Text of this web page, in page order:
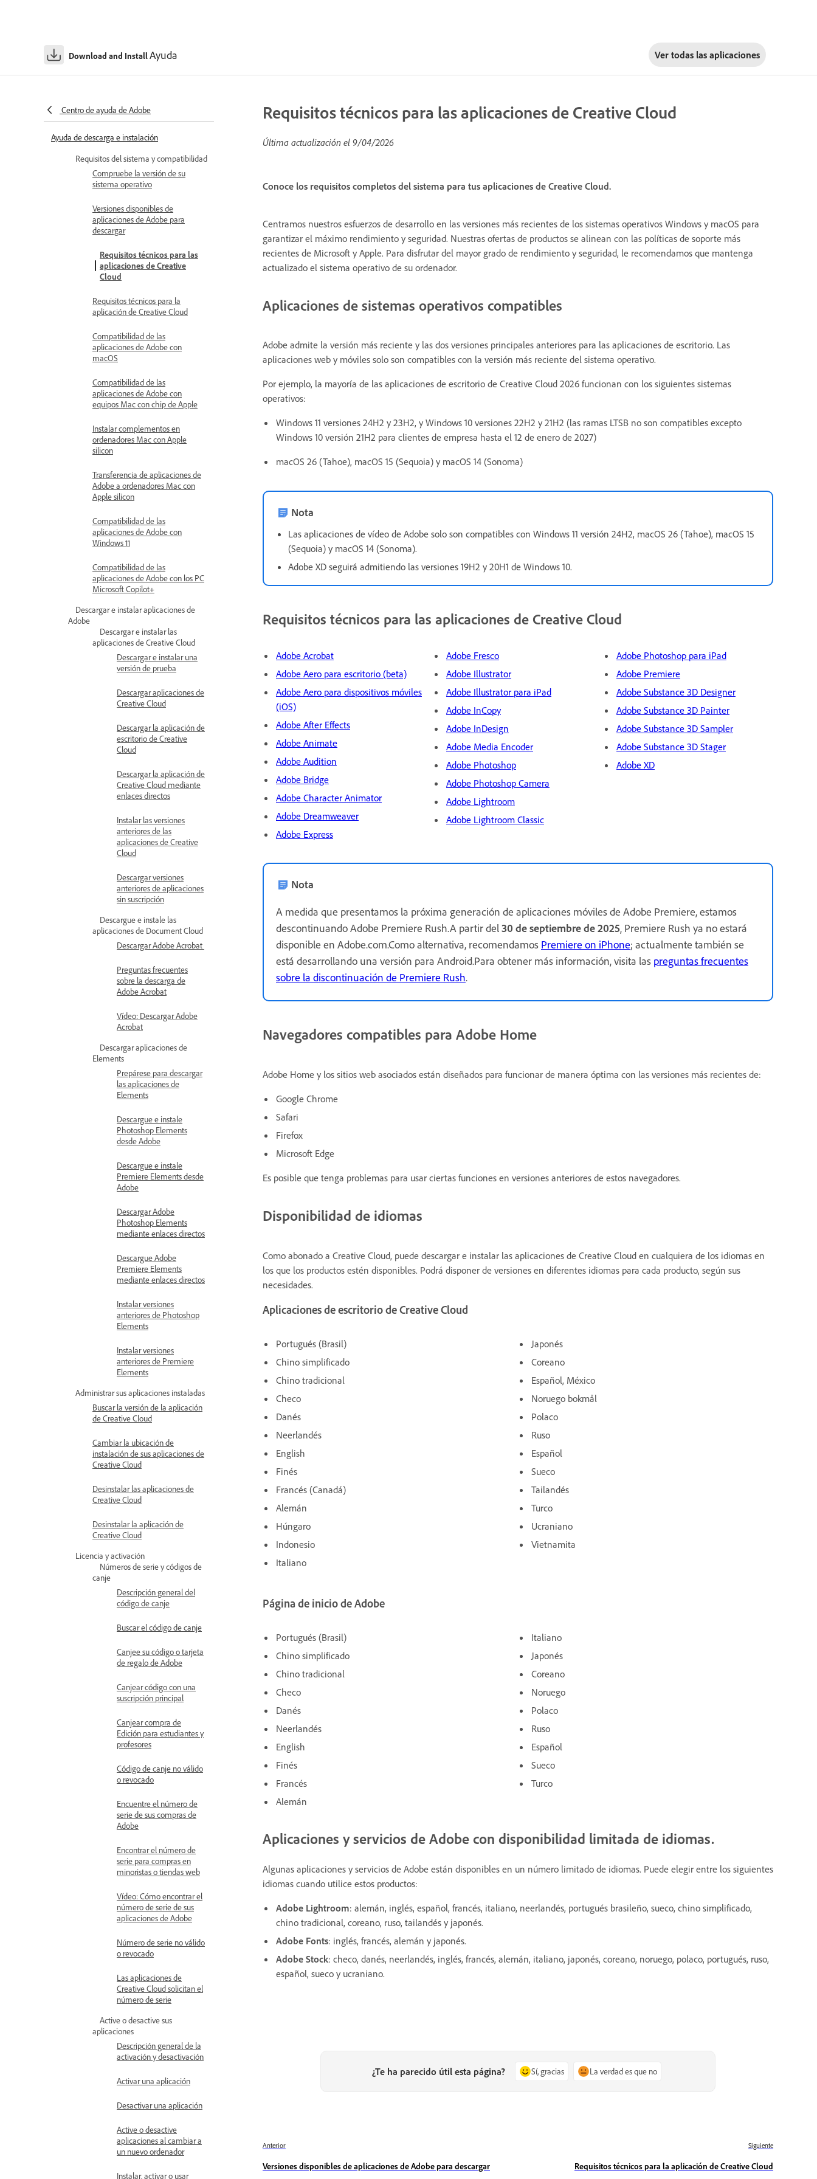
Download and InstallAyuda Ver todas las aplicaciones
Centro de ayuda de Adobe
Ayuda de descarga e instalación
Requisitos del sistema y compatibilidad
Compruebe la versión de su
sistema operativo
Versiones disponibles de
aplicaciones de Adobe para
descargar
Requisitos técnicos para las
aplicaciones de Creative
Cloud
Requisitos técnicos para la
aplicación de Creative Cloud
Compatibilidad de las
aplicaciones de Adobe con
macOS
Compatibilidad de las
aplicaciones de Adobe con
equipos Mac con chip de Apple
Instalar complementos en
ordenadores Mac con Apple
silicon
Transferencia de aplicaciones de
Adobe a ordenadores Mac con
Apple silicon
Compatibilidad de las
aplicaciones de Adobe con
Windows 11
Compatibilidad de las
aplicaciones de Adobe con los PC
Microsoft Copilot+
Descargar e instalar aplicaciones de
Adobe
Descargar e instalar las
aplicaciones de Creative Cloud
Descargar e instalar una
versión de prueba
Descargar aplicaciones de
Creative Cloud
Descargar la aplicación de
escritorio de Creative
Cloud
Descargar la aplicación de
Creative Cloud mediante
enlaces directos
Instalar las versiones
anteriores de las
aplicaciones de Creative
Cloud
Descargar versiones
anteriores de aplicaciones
sin suscripción
Descargue e instale las
aplicaciones de Document Cloud
Descargar Adobe Acrobat
Preguntas frecuentes
sobre la descarga de
Adobe Acrobat
Vídeo: Descargar Adobe
Acrobat
Descargar aplicaciones de
Elements
Prepárese para descargar
las aplicaciones de
Elements
Descargue e instale
Photoshop Elements
desde Adobe
Descargue e instale
Premiere Elements desde
Adobe
Descargar Adobe
Photoshop Elements
mediante enlaces directos
Descargue Adobe
Premiere Elements
mediante enlaces directos
Instalar versiones
anteriores de Photoshop
Elements
Instalar versiones
anteriores de Premiere
Elements
Administrar sus aplicaciones instaladas
Buscar la versión de la aplicación
de Creative Cloud
Cambiar la ubicación de
instalación de sus aplicaciones de
Creative Cloud
Desinstalar las aplicaciones de
Creative Cloud
Desinstalar la aplicación de
Creative Cloud
Licencia y activación
Números de serie y códigos de
canje
Descripción general del
código de canje
Buscar el código de canje
Canjee su código o tarjeta
de regalo de Adobe
Canjear código con una
suscripción principal
Canjear compra de
Edición para estudiantes y
profesores
Código de canje no válido
o revocado
Encuentre el número de
serie de sus compras de
Adobe
Encontrar el número de
serie para compras en
minoristas o tiendas web
Vídeo: Cómo encontrar el
número de serie de sus
aplicaciones de Adobe
Número de serie no válido
o revocado
Las aplicaciones de
Creative Cloud solicitan el
número de serie
Active o desactive sus
aplicaciones
Descripción general de la
activación y desactivación
Activar una aplicación
Desactivar una aplicación
Active o desactive
aplicaciones al cambiar a
un nuevo ordenador
Instalar, activar o usar
Requisitos técnicos para las aplicaciones de Creative Cloud
Última actualización el 9/04/2026
Conoce los requisitos completos del sistema para tus aplicaciones de Creative Cloud.
Centramos nuestros esfuerzos de desarrollo en las versiones más recientes de los sistemas operativos Windows y macOS para
garantizar el máximo rendimiento y seguridad. Nuestras ofertas de productos se alinean con las políticas de soporte más
recientes de Microsoft y Apple. Para disfrutar del mayor grado de rendimiento y seguridad, le recomendamos que mantenga
actualizado el sistema operativo de su ordenador.
Aplicaciones de sistemas operativos compatibles
Adobe admite la versión más reciente y las dos versiones principales anteriores para las aplicaciones de escritorio. Las
aplicaciones web y móviles solo son compatibles con la versión más reciente del sistema operativo.
Por ejemplo, la mayoría de las aplicaciones de escritorio de Creative Cloud 2026 funcionan con los siguientes sistemas
operativos:
Windows 11 versiones 24H2 y 23H2, y Windows 10 versiones 22H2 y 21H2 (las ramas LTSB no son compatibles excepto
Windows 10 versión 21H2 para clientes de empresa hasta el 12 de enero de 2027)
macOS 26 (Tahoe), macOS 15 (Sequoia) y macOS 14 (Sonoma)
Nota
Las aplicaciones de vídeo de Adobe solo son compatibles con Windows 11 versión 24H2, macOS 26 (Tahoe), macOS 15
(Sequoia) y macOS 14 (Sonoma).
Adobe XD seguirá admitiendo las versiones 19H2 y 20H1 de Windows 10.
Requisitos técnicos para las aplicaciones de Creative Cloud
Adobe Acrobat
Adobe Aero para escritorio (beta)
Adobe Aero para dispositivos móviles
(iOS)
Adobe After Effects
Adobe Animate
Adobe Audition
Adobe Bridge
Adobe Character Animator
Adobe Dreamweaver
Adobe Express
Adobe Fresco
Adobe Illustrator
Adobe Illustrator para iPad
Adobe InCopy
Adobe InDesign
Adobe Media Encoder
Adobe Photoshop
Adobe Photoshop Camera
Adobe Lightroom
Adobe Lightroom Classic
Adobe Photoshop para iPad
Adobe Premiere
Adobe Substance 3D Designer
Adobe Substance 3D Painter
Adobe Substance 3D Sampler
Adobe Substance 3D Stager
Adobe XD
Nota
A medida que presentamos la próxima generación de aplicaciones móviles de Adobe Premiere, estamos
descontinuando Adobe Premiere Rush.A partir del30 de septiembre de 2025, Premiere Rush ya no estará
disponible en Adobe.com.Como alternativa, recomendamos Premiere on iPhone; actualmente también se
está desarrollando una versión para Android.Para obtener más información, visita las preguntas frecuentes
sobre la discontinuación de Premiere Rush.
Navegadores compatibles para Adobe Home
Adobe Home y los sitios web asociados están diseñados para funcionar de manera óptima con las versiones más recientes de:
Google Chrome
Safari
Firefox
Microsoft Edge
Es posible que tenga problemas para usar ciertas funciones en versiones anteriores de estos navegadores.
Disponibilidad de idiomas
Como abonado a Creative Cloud, puede descargar e instalar las aplicaciones de Creative Cloud en cualquiera de los idiomas en
los que los productos estén disponibles. Podrá disponer de versiones en diferentes idiomas para cada producto, según sus
necesidades.
Aplicaciones de escritorio de Creative Cloud
Portugués (Brasil)
Chino simplificado
Chino tradicional
Checo
Danés
Neerlandés
English
Finés
Francés (Canadá)
Alemán
Húngaro
Indonesio
Italiano
Japonés
Coreano
Español, México
Noruego bokmål
Polaco
Ruso
Español
Sueco
Tailandés
Turco
Ucraniano
Vietnamita
Página de inicio de Adobe
Portugués (Brasil)
Chino simplificado
Chino tradicional
Checo
Danés
Neerlandés
English
Finés
Francés
Alemán
Italiano
Japonés
Coreano
Noruego
Polaco
Ruso
Español
Sueco
Turco
Aplicaciones y servicios de Adobe con disponibilidad limitada de idiomas.
Algunas aplicaciones y servicios de Adobe están disponibles en un número limitado de idiomas. Puede elegir entre los siguientes
idiomas cuando utilice estos productos:
Adobe Lightroom: alemán, inglés, español, francés, italiano, neerlandés, portugués brasileño, sueco, chino simplificado,
chino tradicional, coreano, ruso, tailandés y japonés.
Adobe Fonts: inglés, francés, alemán y japonés.
Adobe Stock: checo, danés, neerlandés, inglés, francés, alemán, italiano, japonés, coreano, noruego, polaco, portugués, ruso,
español, sueco y ucraniano.
¿Te ha parecido útil esta página? Sí, gracias La verdad es que no
Anterior
Versiones disponibles de aplicaciones de Adobe para descargar
Siguiente
Requisitos técnicos para la aplicación de Creative Cloud